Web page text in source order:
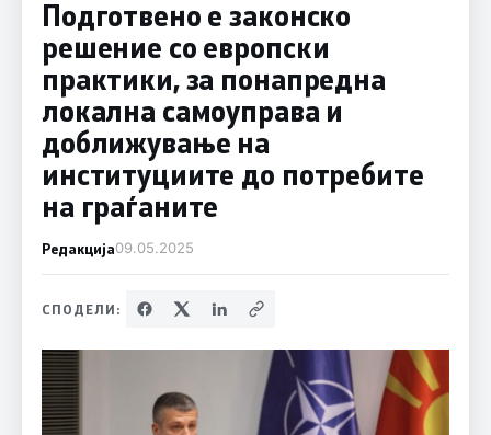
Подготвено е законско
решение со европски
практики, за понапредна
локална самоуправа и
доближување на
институциите до потребите
на граѓаните
Редакција09.05.2025
СПОДЕЛИ: